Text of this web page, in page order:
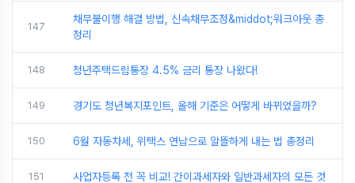
147
채무불이행 해결 방법, 신속채무조정&middot;워크아웃 총
정리
148 청년주택드림통장 4.5% 금리 통장 나왔다!
149 경기도 청년복지포인트, 올해 기준은 어떻게 바뀌었을까?
150 6월 자동차세, 위택스 연납으로 알뜰하게 내는 법 총정리
151 사업자등록 전 꼭 비교! 간이과세자와 일반과세자의 모든 것